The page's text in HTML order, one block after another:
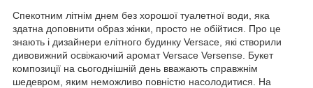
Спекотним літнім днем без хорошої туалетної води, яка
здатна доповнити образ жінки, просто не обійтися. Про це
знають і дизайнери елітного будинку Versace, які створили
дивовижний освіжаючий аромат Versace Versense. Букет
композиції на сьогоднішній день вважають справжнім
шедевром, яким неможливо повністю насолодитися. На